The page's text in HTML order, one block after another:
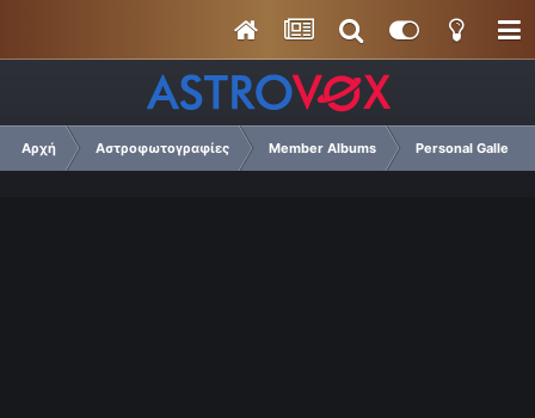
Αρχή Αστροφωτογραφίες Member Albums Personal Gallery